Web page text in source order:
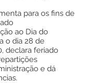
para os fins de
ao Dia do
o dia 28 de
declara feriado
e dá